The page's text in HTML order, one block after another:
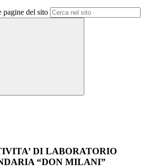
pagine del sito
DI LABORATORIO
“DON MILANI”